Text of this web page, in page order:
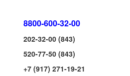
8800-600-32-00
202-32-00 (843)
520-77-50 (843)
+7 (917) 271-19-21